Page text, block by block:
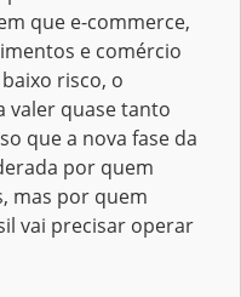
que e-commerce,
e comércio
risco, o
valer quase tanto
que a nova fase da
por quem
mas por quem
vai precisar operar